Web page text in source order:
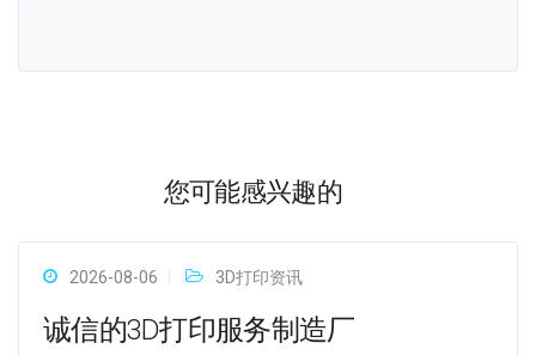
您可能感兴趣的
2026-08-06 3D打印资讯
诚信的3D打印服务制造厂